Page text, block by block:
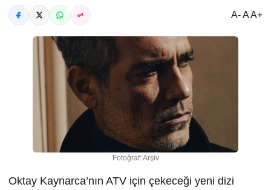
A- A A+
Fotoğraf: Arşiv
Oktay Kaynarca’nın ATV için çekeceği yeni dizi